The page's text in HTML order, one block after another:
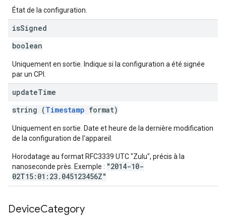
État de la configuration.
isSigned
boolean
Uniquement en sortie. Indique si la configuration a été signée
par un CPI.
updateTime
string (Timestamp format)
Uniquement en sortie. Date et heure de la dernière modification
de la configuration de l'appareil.
Horodatage au format RFC3339 UTC "Zulu", précis à la
nanoseconde près. Exemple : "2014-10-
02T15:01:23.045123456Z"
DeviceCategory